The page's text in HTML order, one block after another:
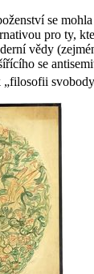
se
pro ty,
vědy
se
„filosofii